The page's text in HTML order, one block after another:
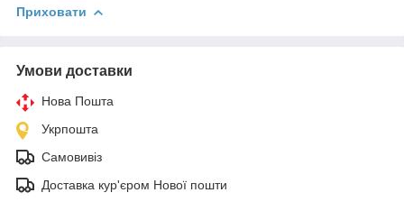
Приховати
Умови доставки
Нова Пошта
Укрпошта
Самовивіз
Доставка кур'єром Нової пошти